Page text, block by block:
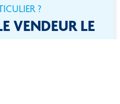
?
VENDEUR LE
DE CHEZ